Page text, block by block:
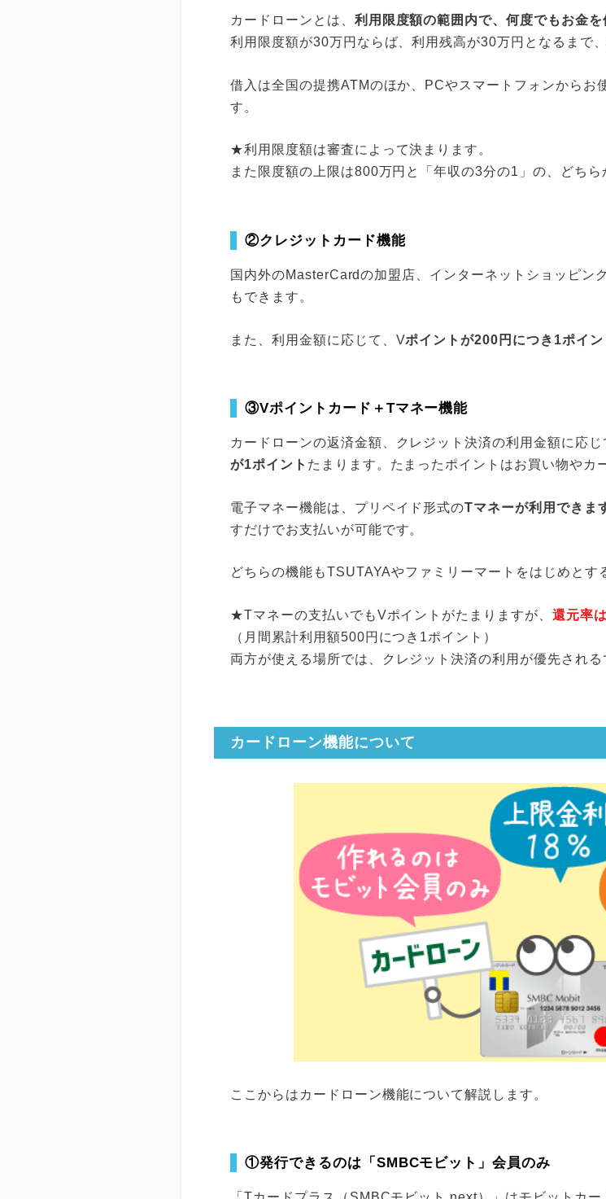
カードローンとは、 利用限度額の範囲内で、何度でもお金
利用限度額が30万円ならば、利用残高が30万円となるまで
借入は全国の提携ATMのほか、PCやスマートフォンからお
す。
★利用限度額は審査によって決まります。
また限度額の上限は800万円と「年収の3分の1」の、どちら
②クレジットカード機能
国内外のMasterCardの加盟店、インターネットショッピン
もできます。
また、利用金額に応じて、Vポイントが200円につき1ポイン
③Vポイントカード＋Tマネー機能
カードローンの返済金額、クレジット決済の利用金額に応じ
が1ポイント たまります。たまったポイントはお買い物やカ
電子マネー機能は、プリペイド形式のTマネーが利用できま
すだけでお支払いが可能です。
どちらの機能もTSUTAYAやファミリーマートをはじめとす
★Tマネーの支払いでもVポイントがたまりますが、還元率
（月間累計利用額500円につき1ポイント）
両方が使える場所では、クレジット決済の利用が優先される
カードローン機能について
ここからはカードローン機能について解説します。
①発行できるのは「SMBCモビット」会員のみ